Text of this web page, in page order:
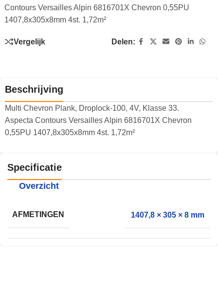
Contours Versailles Alpin 6816701X Chevron 0,55PU
1407,8x305x8mm 4st. 1,72m²
Vergelijk Delen:
Beschrijving
Multi Chevron Plank, Droplock-100, 4V, Klasse 33.
Aspecta Contours Versailles Alpin 6816701X Chevron
0,55PU 1407,8x305x8mm 4st. 1,72m²
Specificatie
Overzicht
AFMETINGEN 1407,8 × 305 × 8 mm